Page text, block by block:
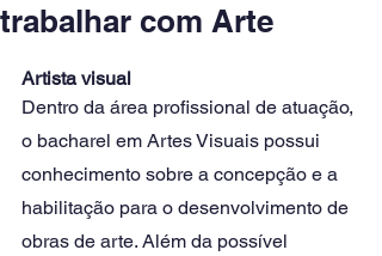
trabalhar com Arte
Artista visual
Dentro da área profissional de atuação,
o bacharel em Artes Visuais possui
conhecimento sobre a concepção e a
habilitação para o desenvolvimento de
obras de arte. Além da possível